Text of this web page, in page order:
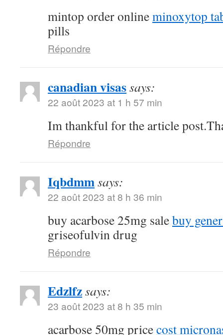
mintop order onlineminoxytop
pills
Répondre
canadian visassays:
22 août 2023 at 1 h 57 min
Im thankful for the article
Répondre
Iqbdmmsays:
22 août 2023 at 8 h 36 min
buy acarbose 25mg salebuy
griseofulvin drug
Répondre
Edzlfzsays:
23 août 2023 at 8 h 35 min
acarbose 50mg pricecost